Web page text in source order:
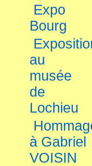
Expo
Bourg
au
musée
de
Lochieu
à Gabriel
VOISIN